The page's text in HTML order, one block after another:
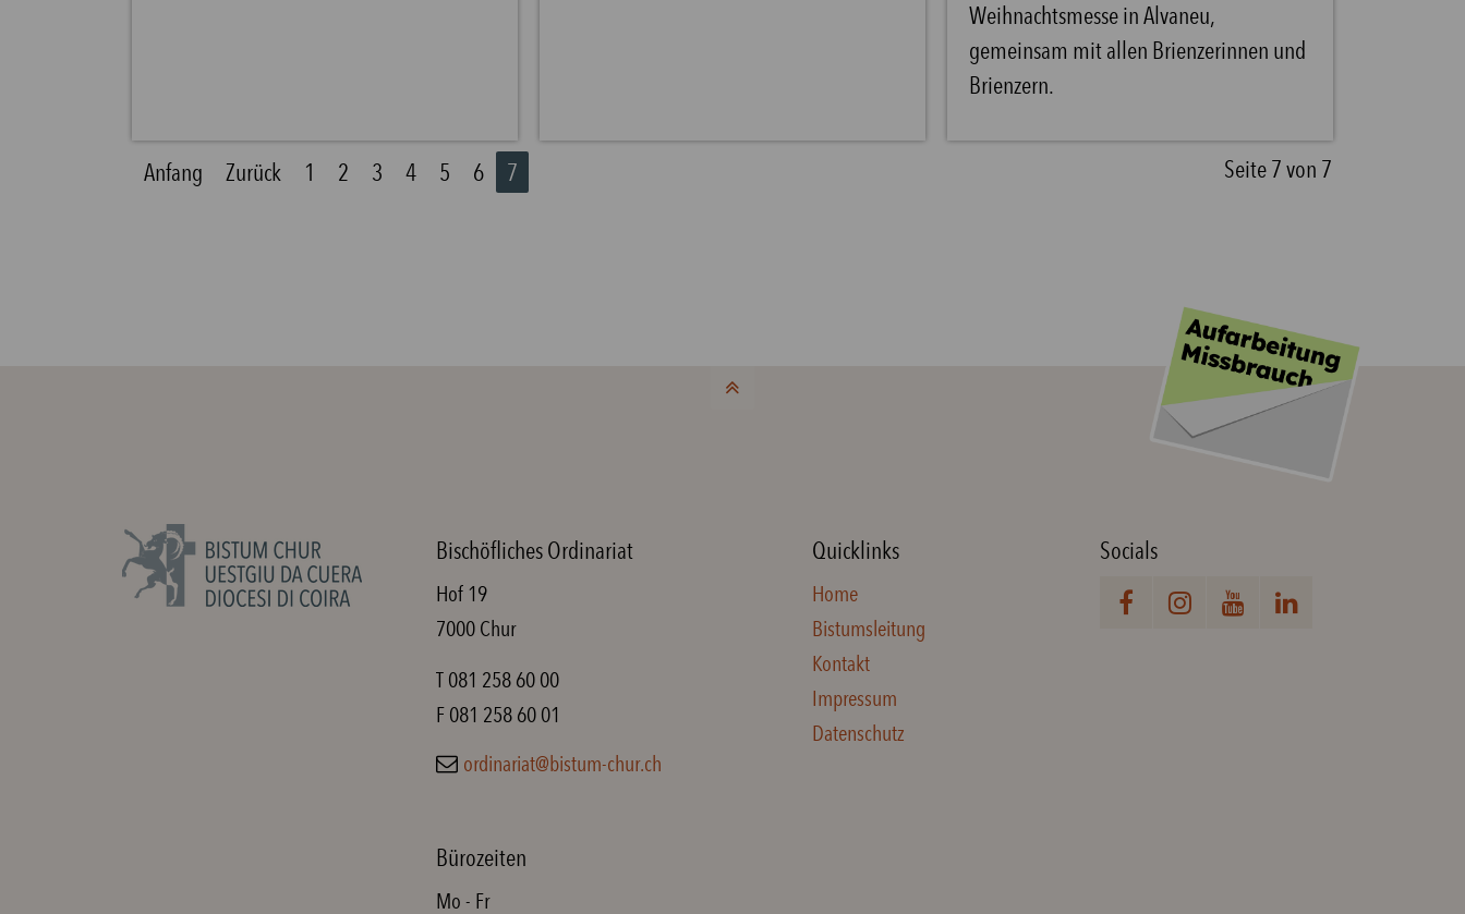
Weihnachtsmesse in Alvaneu,
gemeinsam mit allen Brienzerinnen und
Brienzern.
Seite 7 von 7
Anfang Zurück 1 2 3 4 5 6 7
Bischöfliches Ordinariat
Hof 19
7000 Chur
T 081 258 60 00
F 081 258 60 01
ordinariat@bistum-chur.ch
Bürozeiten
Mo - Fr
Quicklinks
Home
Bistumsleitung
Kontakt
Impressum
Datenschutz
Socials